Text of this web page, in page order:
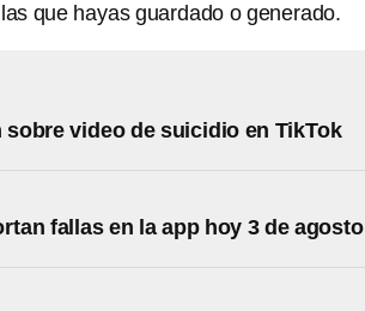
que hayas guardado o generado.
video de suicidio en TikTok
fallas en la app hoy 3 de agosto